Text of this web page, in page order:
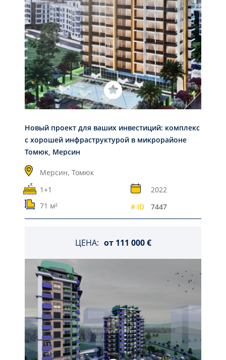
Новый проект для ваших инвестиций: комплекс
с хорошей инфраструктурой в микрорайоне
Томюк, Мерсин
Мерсин, Томюк
1+1
2022
71 м²
# ID 7447
ЦЕНА: от 111 000 €